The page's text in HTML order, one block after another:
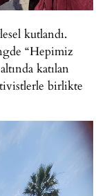
kutlandı.
“Hepimiz
katılan
birlikte